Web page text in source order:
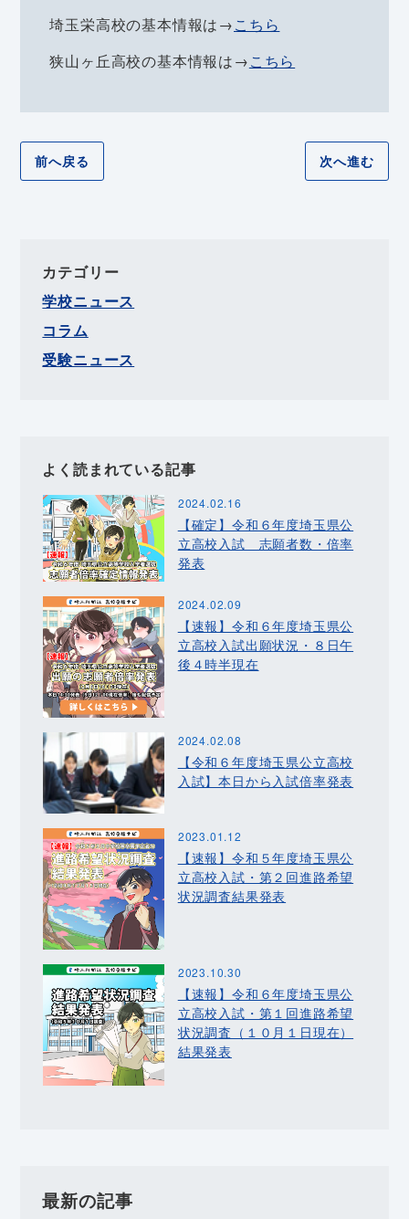
埼玉栄高校の基本情報は→こちら
狭山ヶ丘高校の基本情報は→こちら
前へ戻る 次へ進む
カテゴリー
学校ニュース
コラム
受験ニュース
よく読まれている記事
2024.02.16
【確定】令和６年度埼玉県公
立高校入試 志願者数・倍率
発表
2024.02.09
【速報】令和６年度埼玉県公
立高校入試出願状況・８日午
後４時半現在
2024.02.08
【令和６年度埼玉県公立高校
入試】本日から入試倍率発表
2023.01.12
【速報】令和５年度埼玉県公
立高校入試・第２回進路希望
状況調査結果発表
2023.10.30
【速報】令和６年度埼玉県公
立高校入試・第１回進路希望
状況調査（１０月１日現在）
結果発表
最新の記事